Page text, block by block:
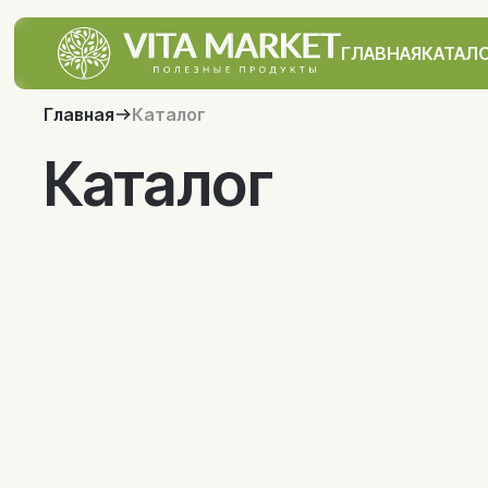
ГЛАВНАЯ
Главная Каталог
Каталог